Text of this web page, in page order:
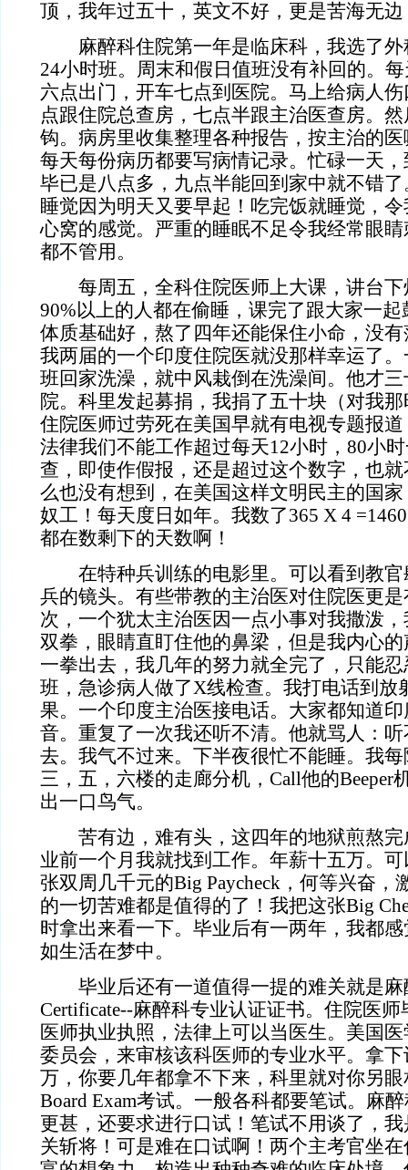
顶，我年过五十，英文不好，更是苦海无边
麻醉科住院第一年是临床科，我选了外
24小时班。周末和假日值班没有补回的。
六点出门，开车七点到医院。马上给病人
点跟住院总查房，七点半跟主治医查房。
钩。病房里收集整理各种报告，按主治的
每天每份病历都要写病情记录。忙碌一天
毕已是八点多，九点半能回到家中就不错
睡觉因为明天又要早起！吃完饭就睡觉，
心窝的感觉。严重的睡眠不足令我经常眼
都不管用。
每周五，全科住院医师上大课，讲台下
90%以上的人都在偷睡，课完了跟大家一
体质基础好，熬了四年还能保住小命，没
我两届的一个印度住院医就没那样幸运了
班回家洗澡，就中风栽倒在洗澡间。他才
院。科里发起募捐，我捐了五十块（对我
住院医师过劳死在美国早就有电视专题报
法律我们不能工作超过每天12小时，80小
查，即使作假报，还是超过这个数字，也
么也没有想到，在美国这样文明民主的国
奴工！每天度日如年。我数了365 X 4
都在数剩下的天数啊！
在特种兵训练的电影里。可以看到教官
兵的镜头。有些带教的主治医对住院医更
次，一个犹太主治医因一点小事对我撒泼
双拳，眼睛直盯住他的鼻梁，但是我内心
一拳出去，我几年的努力就全完了，只能
班，急诊病人做了X线检查。我打电话到放
果。一个印度主治医接电话。大家都知道
音。重复了一次我还听不清。他就骂人：
去。我气不过来。下半夜很忙不能睡。我
三，五，六楼的走廊分机，Call他的Beeper
出一口鸟气。
苦有边，难有头，这四年的地狱煎熬完
业前一个月我就找到工作。年薪十五万。
张双周几千元的Big Paycheck，何等兴奋，
的一切苦难都是值得的了！我把这张Big
时拿出来看一下。毕业后有一两年，我都
如生活在梦中。
毕业后还有一道值得一提的难关就是麻
Certificate--麻醉科专业认证证书。住院医
医师执业执照，法律上可以当医生。美国
委员会，来审核该科医师的专业水平。拿
万，你要几年都拿不下来，科里就对你另
Board Exam考试。一般各科都要笔试。麻
更甚，还要求进行口试！笔试不用谈了，
关斩将！可是难在口试啊！两个主考官坐